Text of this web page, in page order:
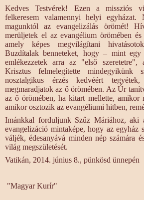
Kedves Testvérek! Ezen a missziós
felkeresem valamennyi helyi egyházat.
magunktól az evangelizálás örömét!
merüljetek el az evangélium örömében és
amely képes megvilágítani
Buzdítalak benneteket, hogy – mint egy
emlékezzetek arra az "első szeretetre",
Krisztus felmelegítette
nosztalgikus érzés kedvéért
megmaradjatok az ő örömében. Az Úr
az ő örömében, ha kitart mellette, amikor
amikor osztozik az evangéliumi hitben,
Imánkkal forduljunk Szűz Máriához, aki
evangelizáció mintaképe, hogy az egyház
váljék, édesanyává minden nép számára
világ megszületését.
Vatikán, 2014. június 8., pünkösd ünnepén
"Magyar Kurír"